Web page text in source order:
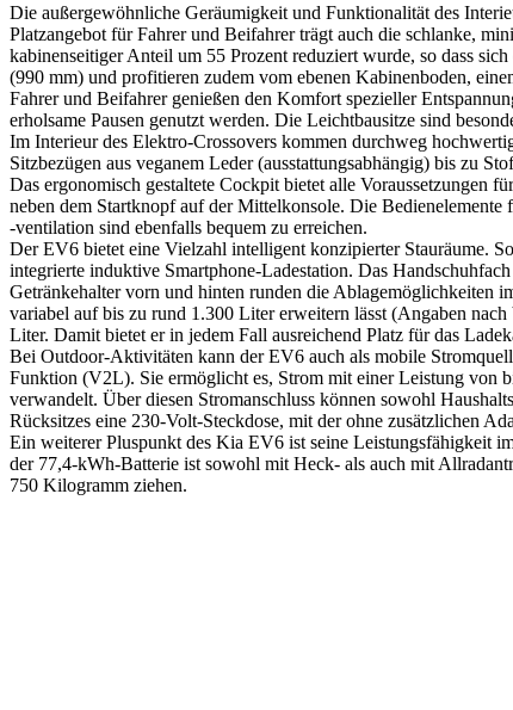
Die außergewöhnliche Geräumigkeit und Funktionalität des
Platzangebot für Fahrer und Beifahrer trägt auch die schlanke,
kabinenseitiger Anteil um 55 Prozent reduziert wurde, so dass
(990 mm) und profitieren zudem vom ebenen Kabinenboden,
Fahrer und Beifahrer genießen den Komfort spezieller
erholsame Pausen genutzt werden. Die Leichtbausitze sind
Im Interieur des Elektro-Crossovers kommen durchweg
Sitzbezügen aus veganem Leder (ausstattungsabhängig) bis zu
Das ergonomisch gestaltete Cockpit bietet alle Voraussetzungen
neben dem Startknopf auf der Mittelkonsole. Die
-ventilation sind ebenfalls bequem zu erreichen.
Der EV6 bietet eine Vielzahl intelligent konzipierter Stauräume.
integrierte induktive Smartphone-Ladestation. Das
Getränkehalter vorn und hinten runden die Ablagemöglichkeiten
variabel auf bis zu rund 1.300 Liter erweitern lässt (Angaben
Liter. Damit bietet er in jedem Fall ausreichend Platz für das
Bei Outdoor-Aktivitäten kann der EV6 auch als mobile
Funktion (V2L). Sie ermöglicht es, Strom mit einer Leistung von
verwandelt. Über diesen Stromanschluss können sowohl
Rücksitzes eine 230-Volt-Steckdose, mit der ohne zusätzlichen
Ein weiterer Pluspunkt des Kia EV6 ist seine Leistungsfähigkeit
der 77,4-kWh-Batterie ist sowohl mit Heck- als auch mit
750 Kilogramm ziehen.